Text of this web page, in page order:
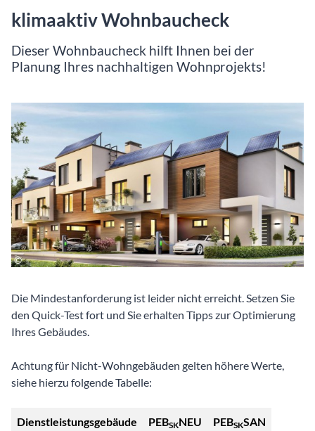
klimaaktivWohnbaucheck
Dieser Wohnbaucheck hilft Ihnen bei der
Planung Ihres nachhaltigen Wohnprojekts!
Die Mindestanforderung ist leider nicht erreicht. Setzen Sie
den Quick-Test fort und Sie erhalten Tipps zur Optimierung
Ihres Gebäudes.
Achtung für Nicht-Wohngebäuden gelten höhere Werte,
siehe hierzu folgende Tabelle:
Dienstleistungsgebäude PEBSKNEU PEBSKSAN